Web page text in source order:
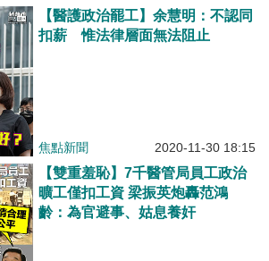
【醫護政治罷工】余慧明：不認同
扣薪 惟法律層面無法阻止
焦點新聞 2020-11-30 18:15
【雙重羞恥】7千醫管局員工政治
曠工僅扣工資 梁振英炮轟范鴻
齡：為官避事、姑息養奸